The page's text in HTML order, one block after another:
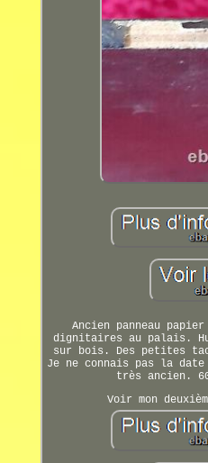
Ancien panneau
dignitaires au palais.
sur bois. Des petites
Je ne connais pas la
très ancien.
Voir mon